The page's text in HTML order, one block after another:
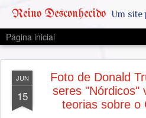
Reino Desconhecido Um site para quem é curioso e também quer estar ciente das
Página inicial
JUN
15
Foto de Donald
seres "Nórdicos"
teorias sobre o